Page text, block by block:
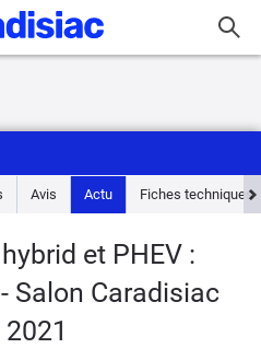
Avis Actu Fiches techniques
et PHEV :
Salon Caradisiac